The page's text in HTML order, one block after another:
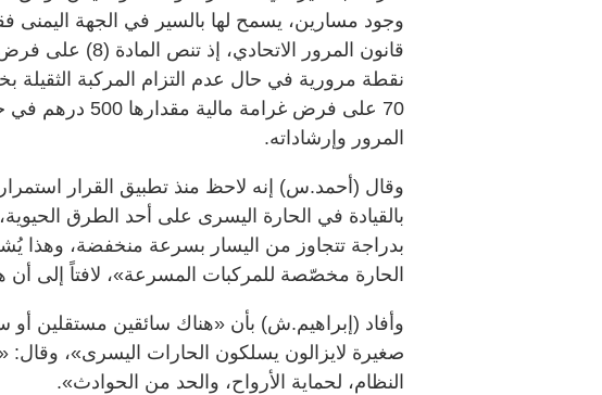
وجود مسارين، يسمح لها بالسير في الجهة اليمنى
نقطة مرورية في حال عدم التزام المركبة الثقيلة
70 على فرض غرامة
المرور وإرشاداته.
وقال (أحمد.س) إنه لاحظ منذ تطبيق القرار
بالقيادة في الحارة اليسرى على أحد الطرق
بدراجة تتجاوز من اليسار بسرعة منخفضة، وهذا
الحارة مخصّصة للمركبات المسرعة»، لافتاً إلى أن
وأفاد (إبراهيم.ش) بأن «هناك سائقين مستقلين
صغيرة لايزالون يسلكون الحارات اليسرى»، وقال:
النظام، لحماية الأرواح، والحد من الحوادث».